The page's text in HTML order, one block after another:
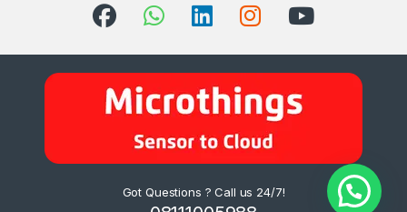
Got Questions ? Call us 24/7!